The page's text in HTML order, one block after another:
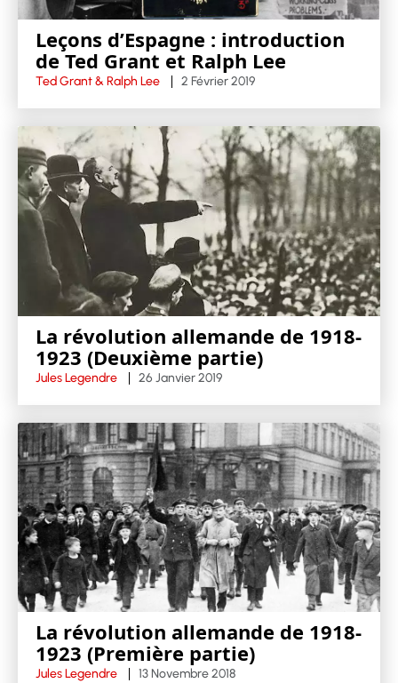
Leçons d’Espagne : introduction
de Ted Grant et Ralph Lee
Ted Grant & Ralph Lee 2 Février 2019
La révolution allemande de 1918-
1923 (Deuxième partie)
Jules Legendre 26 Janvier 2019
La révolution allemande de 1918-
1923 (Première partie)
Jules Legendre 13 Novembre 2018